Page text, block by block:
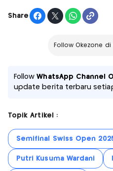
Share
Follow Okezone
FollowWhatsApp Channel
update berita terbaru
Topik Artikel :
Semifinal Swiss Open
Putri Kusuma Wardani